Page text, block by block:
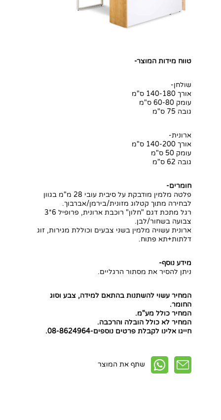
טווח מידות המוצר-
שולחן-
אורך 140-180 ס"מ
עומק 60-80 ס"מ
גובה 75 ס"מ
ארונית-
אורך 140-200 ס"מ
עומק 50 ס"מ
גובה 62 ס"מ
חומרים-
פלטה מלמין מודבקת על סיבית עובי 28 מ"מ בגוון
לבחירה מתוך קטלוג מזונית/בירמן/אברבוך.
רגל מתכת דגם "חלון" רוכבת ארונית, פרופיל 6*3
צבועה בשחור/לבן.
ארונית עשויה מלמין בשני צבעים וכוללת מגירות, זוג
דלתות+תא פתוח.
מידע נוסף-
ניתן להסיר את מסתור הרגליים.
המחיר עשוי להשתנות בהתאם למידה, צבע וסוג
החומר.
המחיר כולל מע"מ.
המחיר לא כולל הובלה והרכבה.
חייגו אלינו לקבלת פרטים נוספים-08-8624964.
שתף את המוצר